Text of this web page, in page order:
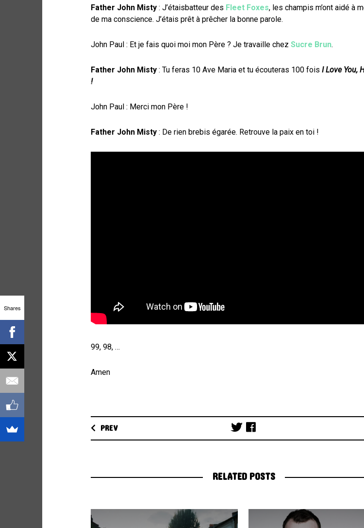
Father John Misty : J’étaisbatteur des Fleet Foxes, les champis m’ont aidé à
de ma conscience. J’étais prêt à prêcher la bonne parole.
John Paul : Et je fais quoi moi mon Père ? Je travaille chez Sucre Brun.
Father John Misty : Tu feras 10 Ave Maria et tu écouteras 100 fois I Love You,
!
John Paul : Merci mon Père !
Father John Misty : De rien brebis égarée. Retrouve la paix en toi !
99, 98, …
Amen
Post
navigation
PREV
RELATED POSTS
Shares